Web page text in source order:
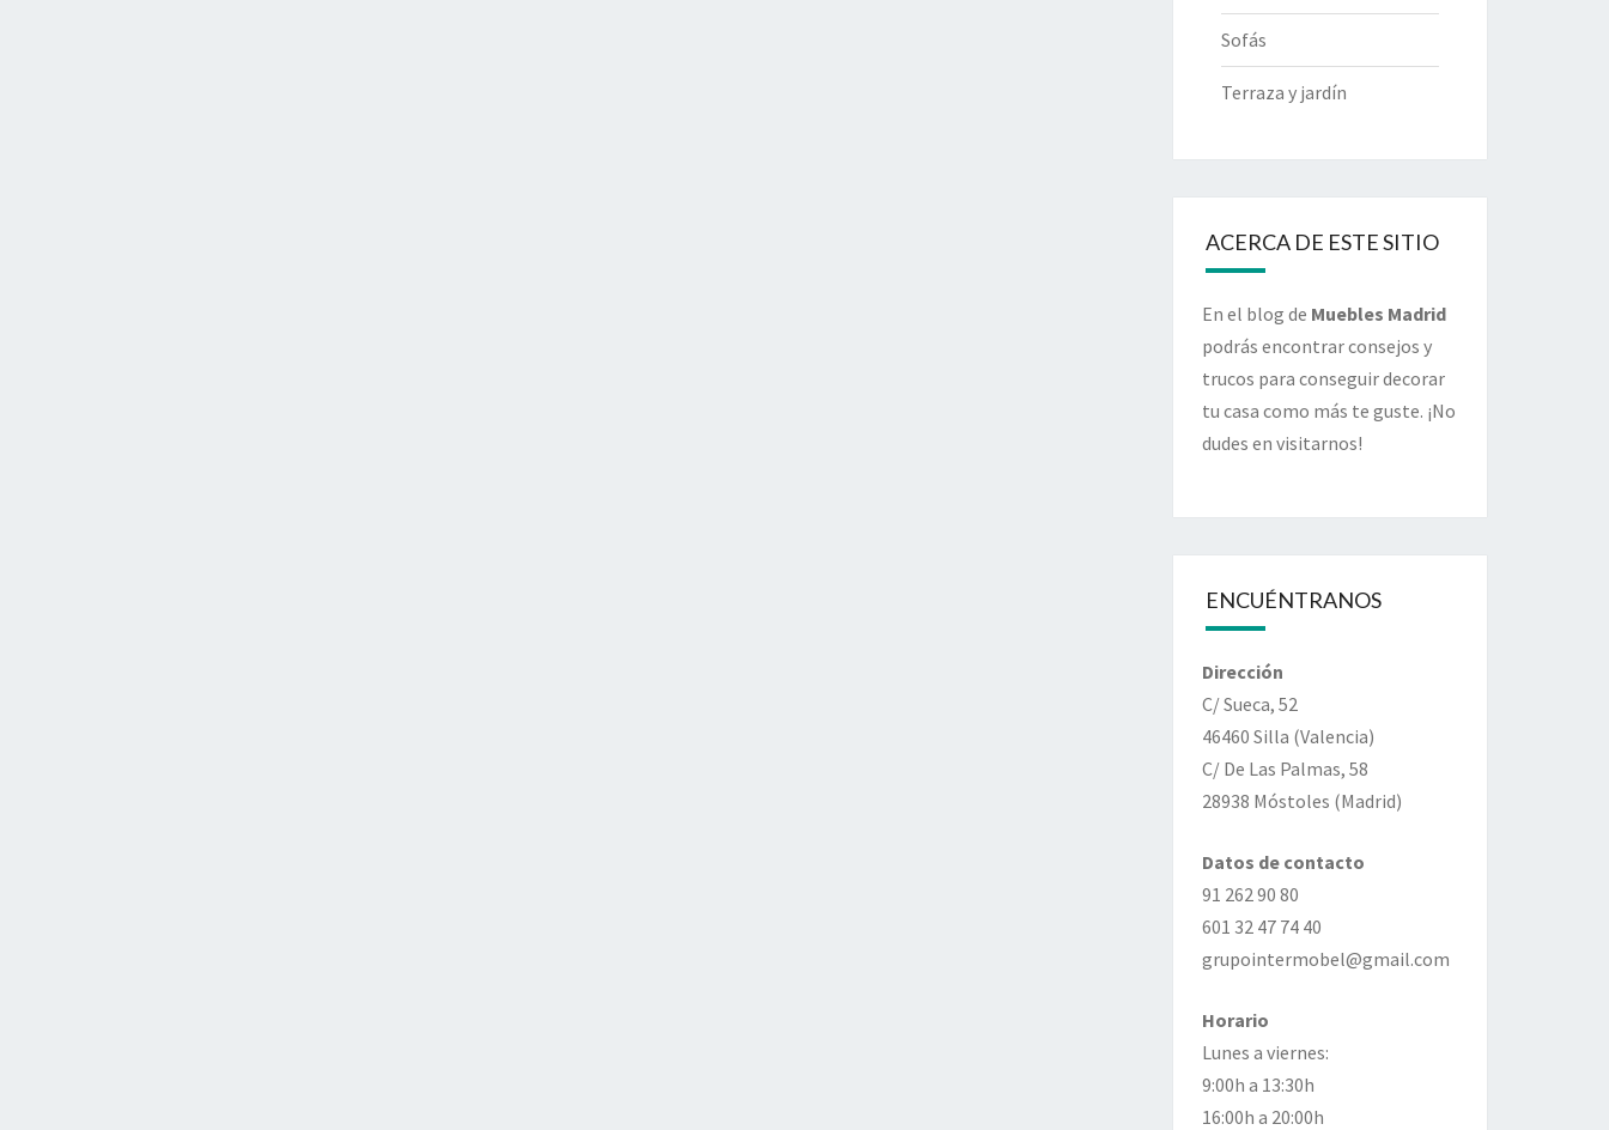
Sofás
Terraza y jardín
ACERCA DE ESTE SITIO
En el blog de Muebles Madrid
podrás encontrar consejos y
trucos para conseguir decorar
tu casa como más te guste. ¡No
dudes en visitarnos!
ENCUÉNTRANOS
Dirección
C/ Sueca, 52
46460 Silla (Valencia)
C/ De Las Palmas, 58
28938 Móstoles (Madrid)
Datos de contacto
91 262 90 80
601 32 47 74 40
grupointermobel@gmail.com
Horario
Lunes a viernes:
9:00h a 13:30h
16:00h a 20:00h